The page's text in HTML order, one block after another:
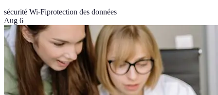
sécurité Wi-Fiprotection des données
Aug 6